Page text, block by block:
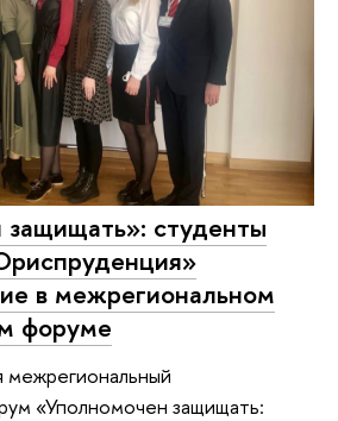
студенты
в межрегиональном
форуме
«Уполномочен защищать: